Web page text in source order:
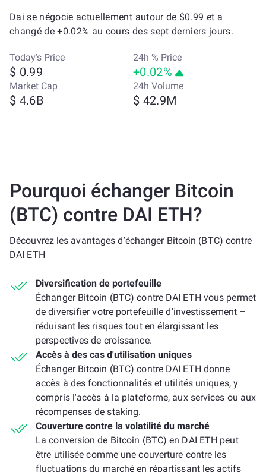
Dai se négocie actuellement autour de $0.99 et a
changé de +0.02% au cours des sept derniers jours.
Today’s Price
$ 0.99
24h % Price
+0.02%
Market Cap
$ 4.6B
24h Volume
$ 42.9M
Pourquoi échanger Bitcoin
(BTC) contre DAI ETH?
Découvrez les avantages d’échanger Bitcoin (BTC) contre
DAI ETH
Diversification de portefeuille
Échanger Bitcoin (BTC) contre DAI ETH vous permet
de diversifier votre portefeuille d'investissement –
réduisant les risques tout en élargissant les
perspectives de croissance.
Accès à des cas d'utilisation uniques
Échanger Bitcoin (BTC) contre DAI ETH donne
accès à des fonctionnalités et utilités uniques, y
compris l'accès à la plateforme, aux services ou aux
récompenses de staking.
Couverture contre la volatilité du marché
La conversion de Bitcoin (BTC) en DAI ETH peut
être utilisée comme une couverture contre les
fluctuations du marché en répartissant les actifs